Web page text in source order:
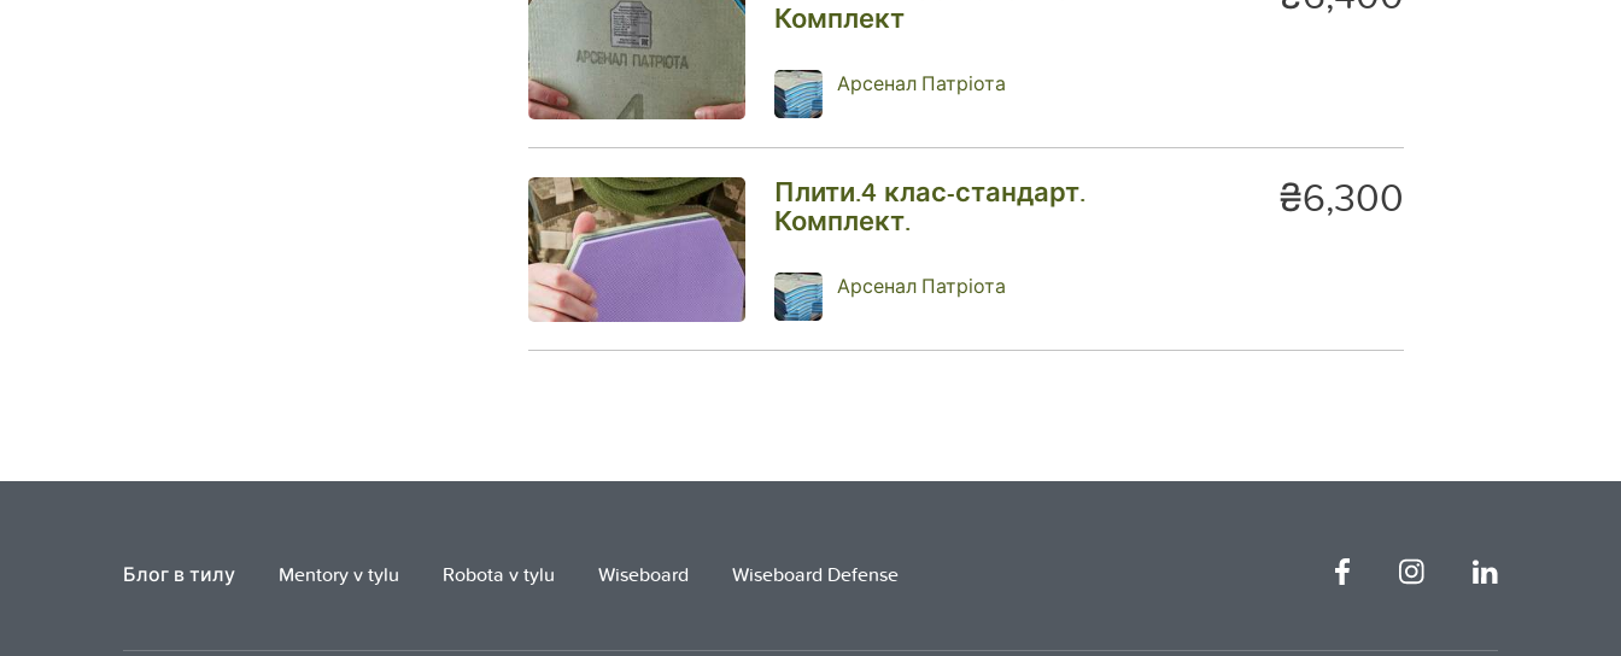
Комплект
Арсенал Патріота
₴6,300
Плити.4 клас-стандарт.
Комплект.
Арсенал Патріота
Блог в тилу Mentory v tylu Robota v tylu Wiseboard Wiseboard Defense